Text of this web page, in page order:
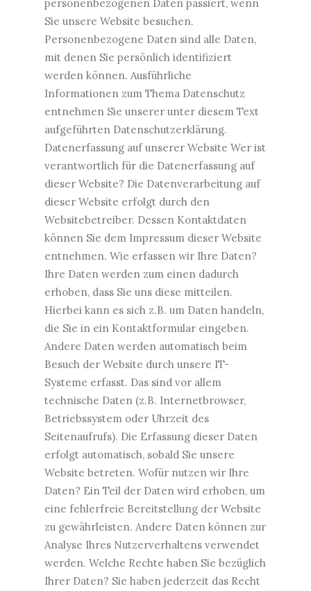
personenbezogenen Daten passiert, wenn
Sie unsere Website besuchen.
Personenbezogene Daten sind alle Daten,
mit denen Sie persönlich identifiziert
werden können. Ausführliche
Informationen zum Thema Datenschutz
entnehmen Sie unserer unter diesem Text
aufgeführten Datenschutzerklärung.
Datenerfassung auf unserer Website Wer ist
verantwortlich für die Datenerfassung auf
dieser Website? Die Datenverarbeitung auf
dieser Website erfolgt durch den
Websitebetreiber. Dessen Kontaktdaten
können Sie dem Impressum dieser Website
entnehmen. Wie erfassen wir Ihre Daten?
Ihre Daten werden zum einen dadurch
erhoben, dass Sie uns diese mitteilen.
Hierbei kann es sich z.B. um Daten handeln,
die Sie in ein Kontaktformular eingeben.
Andere Daten werden automatisch beim
Besuch der Website durch unsere IT-
Systeme erfasst. Das sind vor allem
technische Daten (z.B. Internetbrowser,
Betriebssystem oder Uhrzeit des
Seitenaufrufs). Die Erfassung dieser Daten
erfolgt automatisch, sobald Sie unsere
Website betreten. Wofür nutzen wir Ihre
Daten? Ein Teil der Daten wird erhoben, um
eine fehlerfreie Bereitstellung der Website
zu gewährleisten. Andere Daten können zur
Analyse Ihres Nutzerverhaltens verwendet
werden. Welche Rechte haben Sie bezüglich
Ihrer Daten? Sie haben jederzeit das Recht